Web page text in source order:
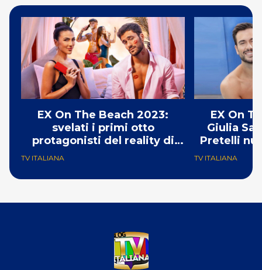
EX On The Beach 2023:
svelati i primi otto
protagonisti del reality di
TV ITALIANA
EX On
Giulia
Pretelli
TV ITALIANA